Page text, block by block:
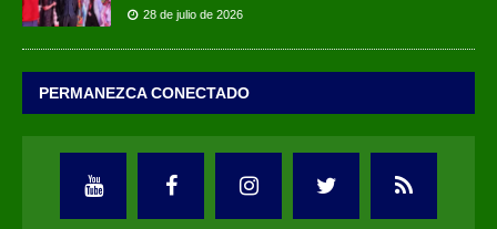
28 de julio de 2026
PERMANEZCA CONECTADO